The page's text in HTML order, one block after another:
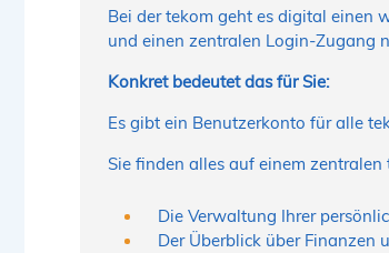
Bei der tekom geht es digital einen
und einen zentralen Login-Zugang
Konkret bedeutet das für Sie:
Es gibt ein Benutzerkonto für alle
Sie finden alles auf einem
Die Verwaltung Ihrer
Der Überblick über Finanzen